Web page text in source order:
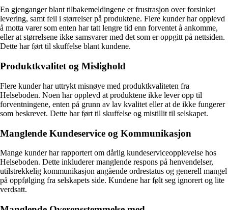
En gjenganger blant tilbakemeldingene er frustrasjon over forsinket
levering, samt feil i størrelser på produktene. Flere kunder har opplevd
å motta varer som enten har tatt lengre tid enn forventet å ankomme,
eller at størrelsene ikke samsvarer med det som er oppgitt på nettsiden.
Dette har ført til skuffelse blant kundene.
Produktkvalitet og Mislighold
Flere kunder har uttrykt misnøye med produktkvaliteten fra
Helseboden. Noen har opplevd at produktene ikke lever opp til
forventningene, enten på grunn av lav kvalitet eller at de ikke fungerer
som beskrevet. Dette har ført til skuffelse og mistillit til selskapet.
Manglende Kundeservice og Kommunikasjon
Mange kunder har rapportert om dårlig kundeserviceopplevelse hos
Helseboden. Dette inkluderer manglende respons på henvendelser,
utilstrekkelig kommunikasjon angående ordrestatus og generell mangel
på oppfølging fra selskapets side. Kundene har følt seg ignorert og lite
verdsatt.